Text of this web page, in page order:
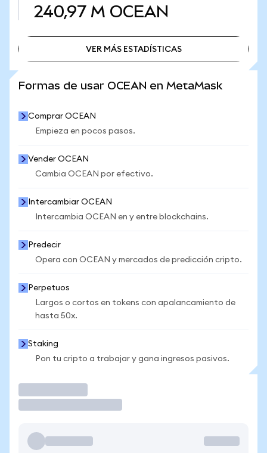
240,97 M OCEAN
VER MÁS ESTADÍSTICAS
Formas de usar OCEAN en MetaMask
Comprar OCEAN
Empieza en pocos pasos.
Vender OCEAN
Cambia OCEAN por efectivo.
Intercambiar OCEAN
Intercambia OCEAN en y entre blockchains.
Predecir
Opera con OCEAN y mercados de predicción cripto.
Perpetuos
Largos o cortos en tokens con apalancamiento de
hasta 50x.
Staking
Pon tu cripto a trabajar y gana ingresos pasivos.